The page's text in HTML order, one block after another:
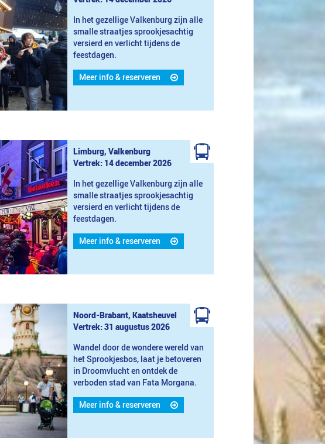
In het gezellige Valkenburg zijn alle
smalle straatjes sprookjesachtig
versierd en verlicht tijdens de
feestdagen.
Meer info & reserveren
Limburg, Valkenburg
Vertrek: 14 december 2026
In het gezellige Valkenburg zijn alle
smalle straatjes sprookjesachtig
versierd en verlicht tijdens de
feestdagen.
Meer info & reserveren
Noord-Brabant, Kaatsheuvel
Vertrek: 31 augustus 2026
Wandel door de wondere wereld van
het Sprookjesbos, laat je betoveren
in Droomvlucht en ontdek de
verboden stad van Fata Morgana.
Meer info & reserveren